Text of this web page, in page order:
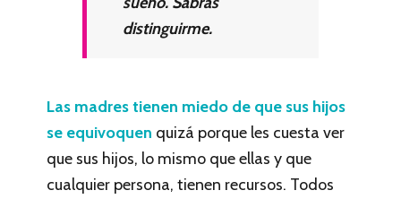
distinguirme.
Las madres tienen miedo de que sus hijos
se equivoquen quizá porque les cuesta ver
que sus hijos, lo mismo que ellas y que
cualquier persona, tienen recursos. Todos